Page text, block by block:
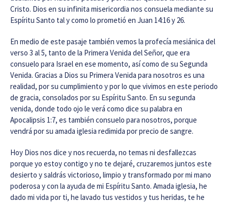
Cristo. Dios en su infinita misericordia nos consuela mediante su
Espíritu Santo tal y como lo prometió en Juan 14:16 y 26.
En medio de este pasaje también vemos la profecía mesiánica del
verso 3 al 5, tanto de la Primera Venida del Señor, que era
consuelo para Israel en ese momento, así como de su Segunda
Venida. Gracias a Dios su Primera Venida para nosotros es una
realidad, por su cumplimiento y por lo que vivimos en este periodo
de gracia, consolados por su Espíritu Santo. En su segunda
venida, donde todo ojo le verá como dice su palabra en
Apocalipsis 1:7, es también consuelo para nosotros, porque
vendrá por su amada iglesia redimida por precio de sangre.
Hoy Dios nos dice y nos recuerda, no temas ni desfallezcas
porque yo estoy contigo y no te dejaré, cruzaremos juntos este
desierto y saldrás victorioso, limpio y transformado por mi mano
poderosa y con la ayuda de mi Espíritu Santo. Amada iglesia, he
dado mi vida por ti, he lavado tus vestidos y tus heridas, te he